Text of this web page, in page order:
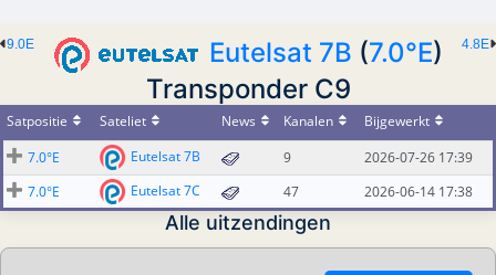
4.8E
9.0E Eutelsat 7B (7.0°E)
Transponder C9
Satpositie Sateliet News Kanalen
Bijgewerkt
7.0°E
Eutelsat 7B 9
2026-07-26 17:39
7.0°E
Eutelsat 7C 47 2026-06-14 17:38
Alle uitzendingen